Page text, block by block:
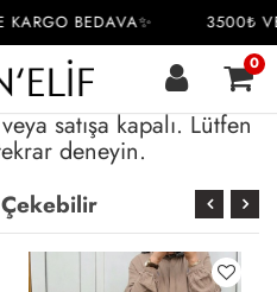
BEDAVA✨ 3500₺
0
satışa kapalı. Lütfen
deneyin.